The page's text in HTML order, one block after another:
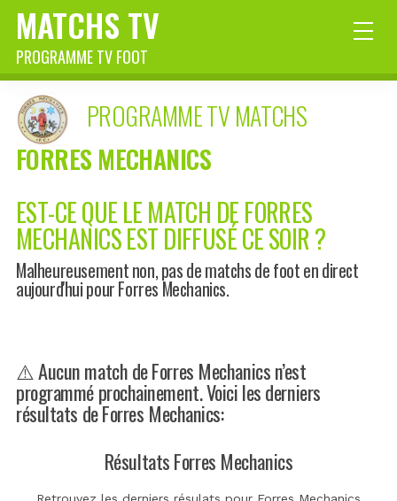
MATCHS TV
PROGRAMME TV FOOT
PROGRAMME TV MATCHS
FORRES MECHANICS
EST-CE QUE LE MATCH DE FORRES
MECHANICS EST DIFFUSÉ CE SOIR ?
Malheureusement non, pas de matchs de foot en direct
aujourd'hui pour Forres Mechanics.
⚠️ Aucun match de Forres Mechanics n’est
programmé prochainement. Voici les derniers
résultats de Forres Mechanics:
Résultats Forres Mechanics
Retrouvez les derniers résulats pour Forres Mechanics